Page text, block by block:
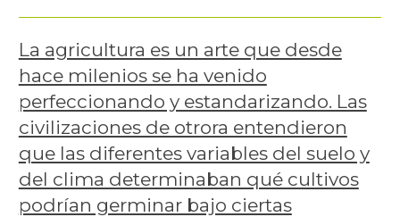
La agricultura es un arte que desde
hace milenios se ha venido
perfeccionando y estandarizando. Las
civilizaciones de otrora entendieron
que las diferentes variables del suelo y
del clima determinaban qué cultivos
podrían germinar bajo ciertas